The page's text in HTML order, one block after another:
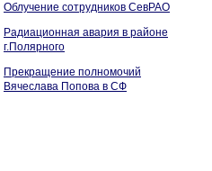
Облучение сотрудников СевРАО
Радиационная авария в районе
г.Полярного
Прекращение полномочий
Вячеслава Попова в СФ